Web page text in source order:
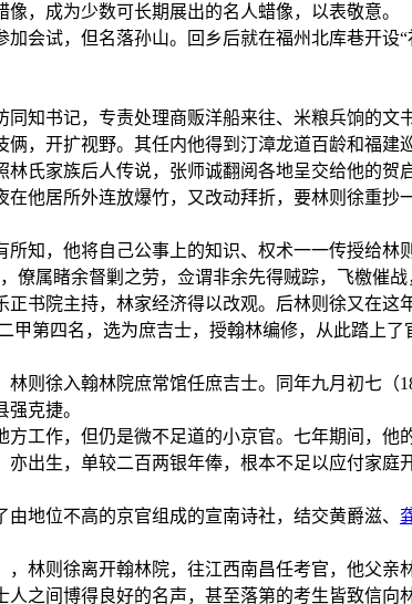
，成为少数可长期展出的名人蜡像，以表敬意。
会试，但名落孙山。回乡后就在福州北库巷开设
同知书记，专责处理商贩洋船来往、米粮兵饷的
，开扩视野。其任内他得到汀漳龙道百龄和福建
氏家族后人传说，张师诚翻阅各地呈交给他的
他居所外连放爆竹，又改动拜折，要林则徐重
知，他将自己公事上的知识、权术一一传授给
僚属睹余督剿之劳，佥谓非余先得贼踪，飞檄催
书院主持，林家经济得以改观。后林则徐又在
甲第四名，选为庶吉士，授翰林编修，从此踏上了
则徐入翰林院庶常馆任庶吉士。同年九月初七
克捷。
工作，但仍是微不足道的小京官。七年期间，
出生，单较二百两银年俸，根本不足以应付家
地位不高的京官组成的宣南诗社，结交黄爵滋、
，林则徐离开翰林院，往江西南昌任考官，他父
之间博得良好的名声，甚至落第的考生皆致信